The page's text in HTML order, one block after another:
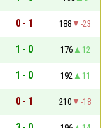
0 - 1 188
-23
1 - 0 176
12
1 - 0 192
11
0 - 1 210
-18